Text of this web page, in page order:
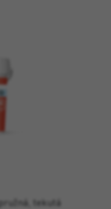
tekutá